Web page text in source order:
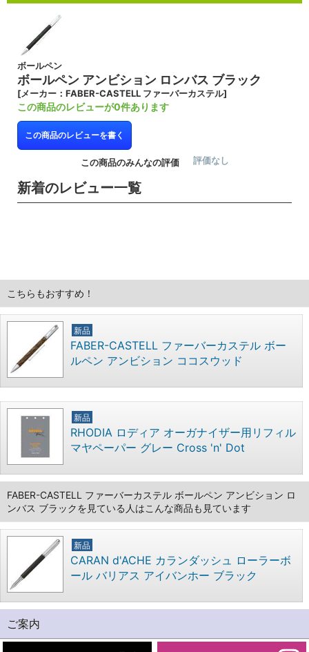
ボールペン
ボールペン アンビション ロンバス ブラック
[メーカー：FABER-CASTELL ファーバーカステル]
この商品のレビューが0件あります
この商品のレビューを書く
この商品のみんなの評価 評価なし
新着のレビュー一覧
こちらもおすすめ！
新品
FABER-CASTELL ファーバーカステル ボー
ルペン アンビション ココスウッド
新品
RHODIA ロディア オーガナイザー用リフィル
マヤペーパー グレー Cross 'n' Dot
FABER-CASTELL ファーバーカステル ボールペン アンビション ロ
ンバス ブラックを見ている人はこんな商品も見ています
新品
CARAN d'ACHE カランダッシュ ローラーボ
ール バリアス アイバンホー ブラック
ご案内